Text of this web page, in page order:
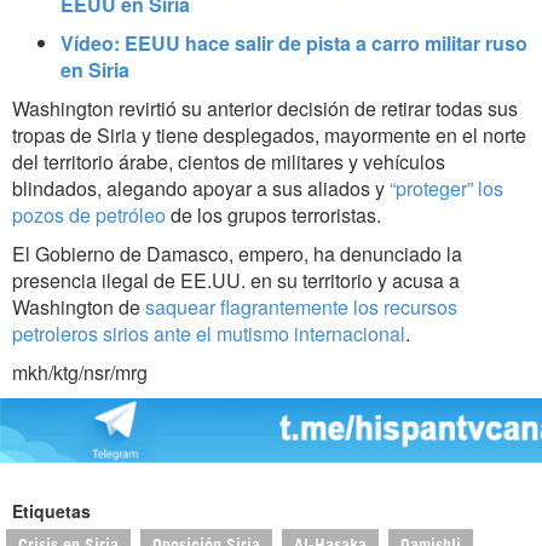
Vídeo: EEUU hace salir de pista a carro militar ruso
en Siria
Washington revirtió su anterior decisión de retirar todas sus
tropas de Siria y tiene desplegados, mayormente en el norte
del territorio árabe, cientos de militares y vehículos
blindados, alegando apoyar a sus aliados y“proteger” los
pozos de petróleo de los grupos terroristas.
El Gobierno de Damasco, empero, ha denunciado la
presencia ilegal de EE.UU. en su territorio y acusa a
Washington desaquear flagrantemente los recursos
petroleros sirios ante el mutismo internacional.
mkh/ktg/nsr/mrg
Etiquetas
Crisis en Siria Oposición Siria Al-Hasaka Qamishli